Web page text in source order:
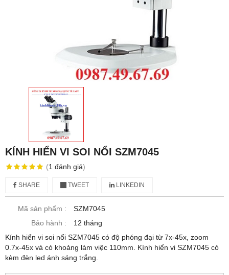
KÍNH HIỂN VI SOI NỔI SZM7045
(1 đánh giá)
SHARE TWEET LINKEDIN
Mã sản phẩm :
SZM7045
Bảo hành :
12 tháng
Kính hiển vi soi nổi SZM7045 có độ phóng đại từ 7x-45x, zoom
0.7x-45x và có khoảng làm việc 110mm. Kính hiển vi SZM7045 có
kèm đèn led ánh sáng trắng.